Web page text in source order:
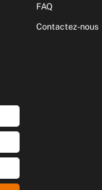
FAQ
Contactez-nous